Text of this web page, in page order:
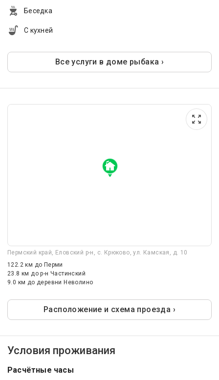
Беседка
С кухней
Все услуги в доме рыбака ›
Пермский край, Еловский р-н, с. Крюково, ул. Камская, д. 10
122.2 км до Перми
23.8 кмдо р-н Частинский
9.0 км до деревни Неволино
Расположение и схема проезда ›
Условия проживания
Расчётные часы